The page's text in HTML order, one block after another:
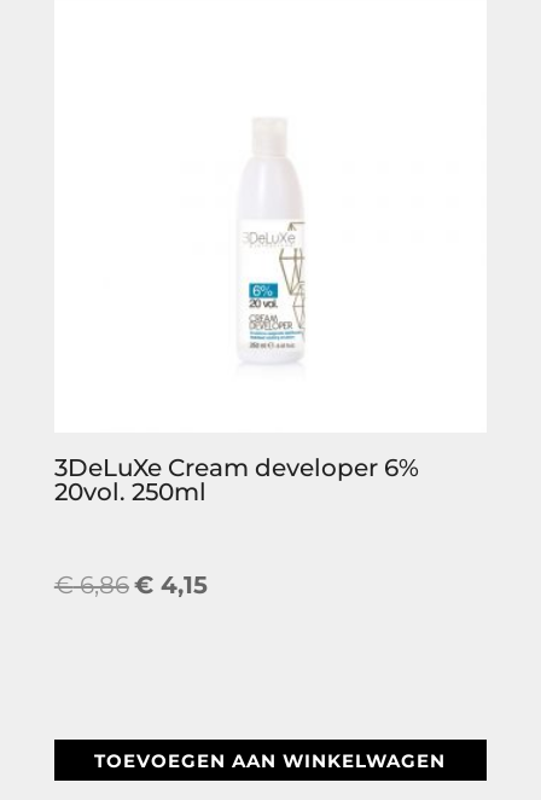
3DeLuXe Cream developer 6%
20vol. 250ml
€6,86Oorspronkelijke
€4,15Huidige
TOEVOEGEN AAN WINKELWAGEN